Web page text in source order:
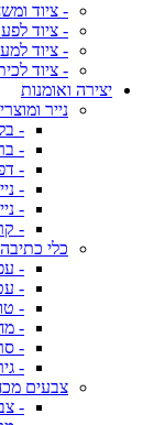
- ציוד
- ציוד
- ציוד למעון /
- ציוד לכיתת
יצירה ואומנות
נייר
-
-
-
-
-
-
כלי כתיבה
-
-
-
-
-
-
צבעים
-